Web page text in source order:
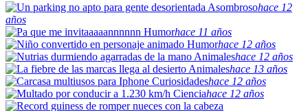
Asombrosohace 12
años
Humorhace 11 años
Humorhace 12 años
Animaleshace 12 años
Animaleshace 13 años
Curiosidadeshace 12 años
Cienciahace 12 años